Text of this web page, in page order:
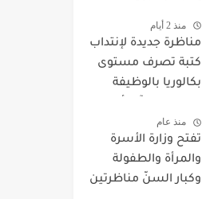
مختلفة
منذ 2 أيام
مناظرة جديدة لإنتداب
كتبة تصرف مستوى
بكالوريا بالوظيفة
سبتمبر 2026
منذ عام
تفتح وزارة الأسرة
والمرأة والطفولة
وكبار السنّ مناظرتين